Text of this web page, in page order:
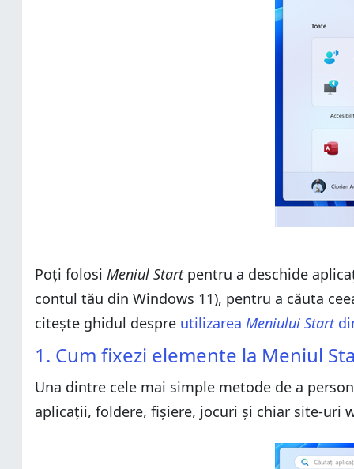
Poți folosi Meniul Startpentru a deschide
contul tău din Windows 11), pentru a căuta
citește ghidul despre utilizarea Meniului Start
1. Cum fixezi elemente la Meniul
Una dintre cele mai simple metode de a
aplicații, foldere, fișiere, jocuri și chiar site-uri